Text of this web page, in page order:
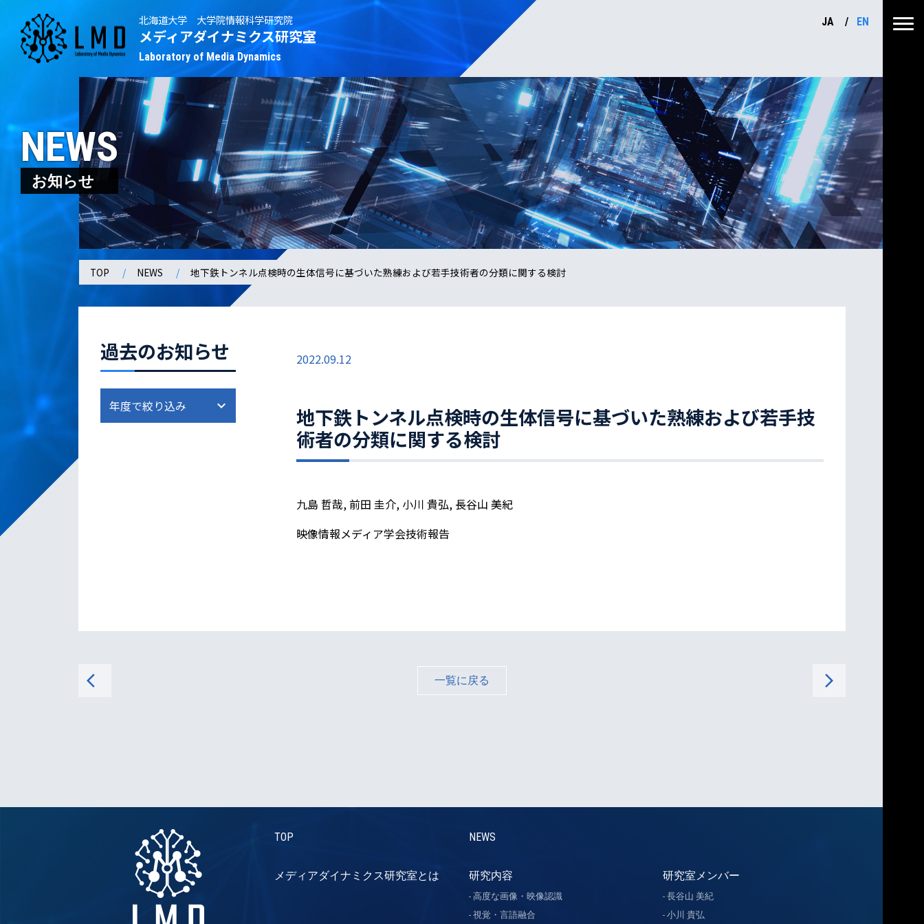
北海道大学 大学院情報科学研究院
メディアダイナミクス研究室
Laboratory of Media Dynamics
JA EN
NEWS
お知らせ
TOP NEWS 地下鉄トンネル点検時の生体信号に基づいた熟練および若手技術者の分類に関する検討
過去のお知らせ 2022.09.12
地下鉄トンネル点検時の生体信号に基づいた熟練および若手技
術者の分類に関する検討
九島 哲哉, 前田 圭介, 小川 貴弘, 長谷山 美紀
映像情報メディア学会技術報告
arrow_back_ios 一覧に戻る arrow_forward_ios
TOP NEWS
メディアダイナミクス研究室とは 研究内容
高度な画像・映像認識
視覚・言語融合
研究室メンバー
長谷山 美紀
小川 貴弘